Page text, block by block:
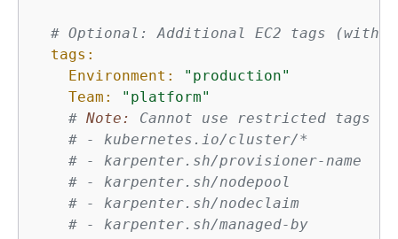
# Optional: Additional EC2 tags (with
tags:
Environment:
"production"
Team:
"platform"
# Note:
Cannot use restricted tags
# - kubernetes.io/cluster/*
# - karpenter.sh/provisioner-name
# - karpenter.sh/nodepool
# - karpenter.sh/nodeclaim
# - karpenter.sh/managed-by